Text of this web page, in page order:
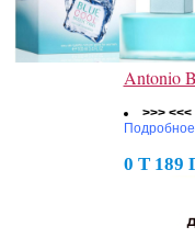
Antonio
>>> <<<
0 Т 189